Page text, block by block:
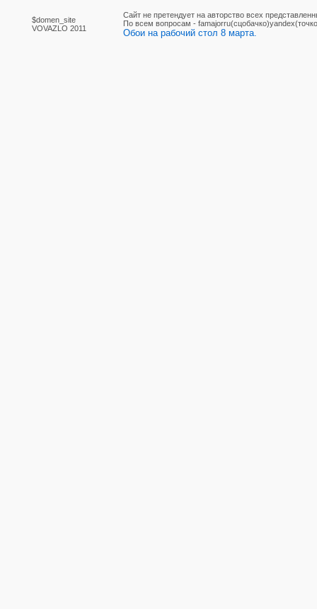
$domen_site
VOVAZLO 2011
Сайт не претендует на авторство всех
По вcем вопросам -
Обои на рабочий стол 8 марта.